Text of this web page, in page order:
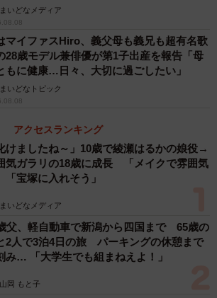
まいどなメディア
マイファスHiro、義父母も義兄も超有名歌
28歳モデル兼俳優が第1子出産を報告「母
もに健康…日々、大切に過ごしたい」
まいどなトピック
アクセスランキング
けましたね～」10歳で綾瀬はるかの娘役→
気ガラリの18歳に成長 「メイクで雰囲気
「宝塚に入れそう」
まいどなメディア
父、軽自動車で新潟から四国まで 65歳の
2人で3泊4日の旅 パーキングの休憩まで
み… 「大学生でも組まねえよ！」
山岡 もと子